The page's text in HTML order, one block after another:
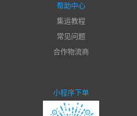
帮助中心
集运教程
常见问题
合作物流商
小程序下单